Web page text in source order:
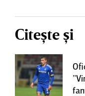
Citește și